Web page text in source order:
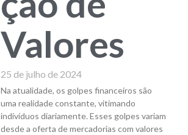
Valores
25 de julho de 2024
Na atualidade, os golpes financeiros são
uma realidade constante, vitimando
indivíduos diariamente. Esses golpes variam
desde a oferta de mercadorias com valores